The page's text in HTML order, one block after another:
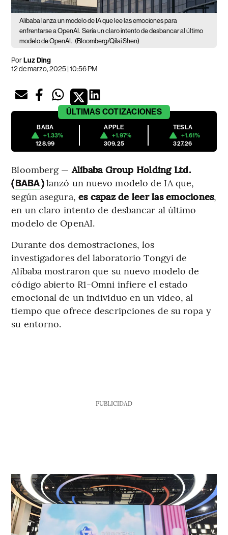
Alibaba lanza un modelo de IA que lee las emociones para
enfrentarse a OpenAI. Sería un claro intento de desbancar al último
modelo de OpenAI. (Bloomberg/Qilai Shen)
PorLuz Ding
12 de marzo, 2025 | 10:56 PM
ÚLTIMAS COTIZACIONES
BABA
+1.33%
128.99
APPLE
+1.97%
309.25
TESLA
+1.61%
327.26
Bloomberg —Alibaba Group Holding Ltd.
(BABA)lanzó un nuevo modelo de IA que,
según asegura, es capaz de leer las emociones,
en un claro intento de desbancar al último
modelo de OpenAI.
Durante dos demostraciones, los
investigadores del laboratorio Tongyi de
Alibaba mostraron que su nuevo modelo de
código abierto R1-Omni infiere el estado
emocional de un individuo en un video, al
tiempo que ofrece descripciones de su ropa y
su entorno.
PUBLICIDAD